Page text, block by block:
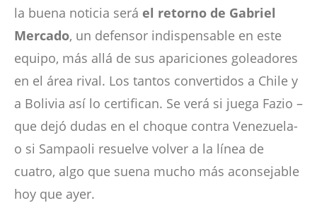
la buena noticia será el retorno de Gabriel
Mercado, un defensor indispensable en este
equipo, más allá de sus apariciones goleadores
en el área rival. Los tantos convertidos a Chile y
a Bolivia así lo certifican. Se verá si juega Fazio –
que dejó dudas en el choque contra Venezuela-
o si Sampaoli resuelve volver a la línea de
cuatro, algo que suena mucho más aconsejable
hoy que ayer.